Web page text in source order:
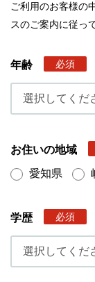
ご利用のお客様の
スのご案内に従っ
年齢 必須
お住いの地域
愛知県
学歴 必須